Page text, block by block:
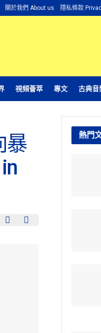
關於我們 About us 隱私條款
視頻薈萃 專文 古典音
暴
熱門